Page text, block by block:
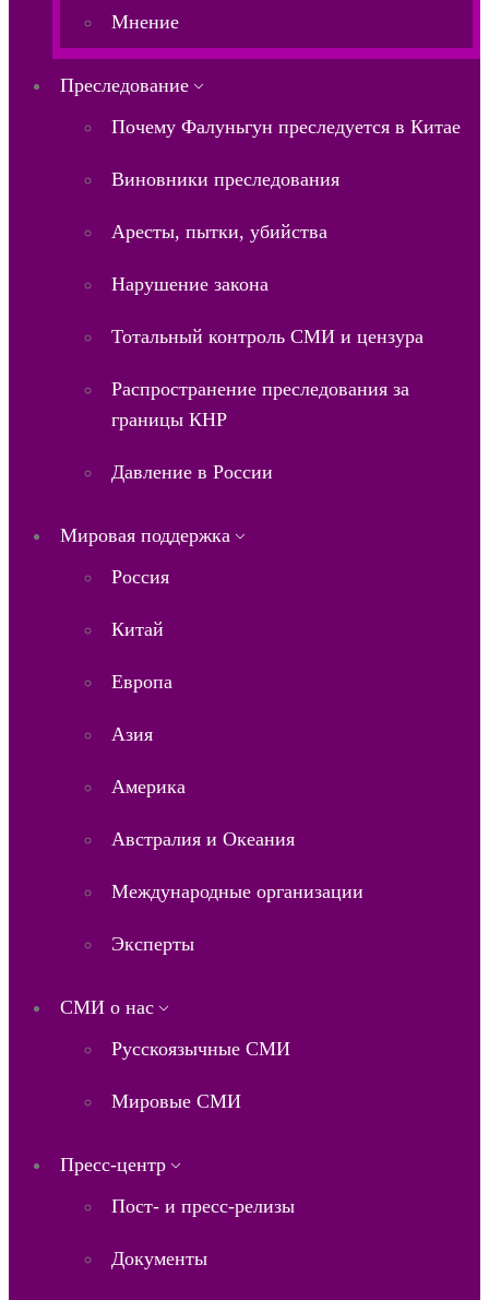
Мнение
Преследование
Почему Фалуньгун преследуется в Китае
Виновники преследования
Аресты, пытки, убийства
Нарушение закона
Тотальный контроль СМИ и цензура
Распространение преследования за
границы КНР
Давление в России
Мировая поддержка
Россия
Китай
Европа
Азия
Америка
Австралия и Океания
Международные организации
Эксперты
СМИ о нас
Русскоязычные СМИ
Мировые СМИ
Пресс-центр
Пост- и пресс-релизы
Документы